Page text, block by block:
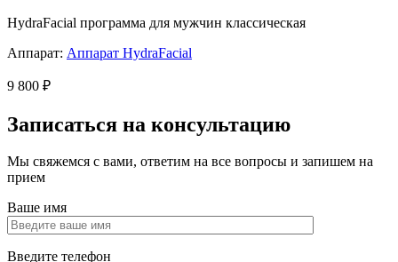
HydraFacial программа для мужчин классическая
Аппарат: Аппарат HydraFacial
9 800 ₽
Записаться на консультацию
Мы свяжемся с вами, ответим на все вопросы и запишем на
прием
Ваше имя
Введите телефон